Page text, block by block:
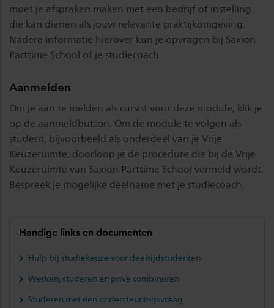
moet je afspraken maken met een bedrijf of instelling
die kan dienen als jouw relevante praktijkomgeving.
Nadere informatie hierover kun je opvragen bij Saxion
Parttime School of je studiecoach.
Aanmelden
Om je aan te melden als cursist voor deze module, klik je
op de aanmeldbutton. Om de module te volgen als
student, bijvoorbeeld als onderdeel van je Vrije
Keuzeruimte, doorloop je de procedure die bij de Vrije
Keuzeruimte van Saxion Parttime School vermeld wordt.
Bespreek je mogelijke deelname met je studiecoach.
Handige links en documenten
Hulp bij studiekeuze voor deeltijdstudenten
Werken, studeren en prive combineren
Studeren met een ondersteuningsvraag